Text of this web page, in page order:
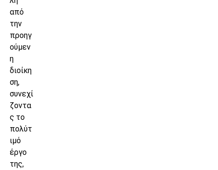
από
την
προηγ
ούμεν
η
διοίκη
ση,
συνεχί
ζοντα
ς το
πολύτ
ιμό
έργο
της,